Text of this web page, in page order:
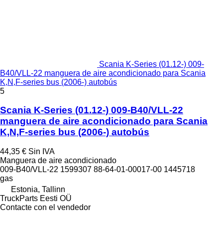
Scania K-Series (01.12-) 009-
B40/VLL-22 manguera de aire acondicionado para Scania
K,N,F-series bus (2006-) autobús
5
Scania K-Series (01.12-) 009-B40/VLL-22
manguera de aire acondicionado para Scania
K,N,F-series bus (2006-) autobús
44,35 € Sin IVA
Manguera de aire acondicionado
009-B40/VLL-22 1599307 88-64-01-00017-00 1445718
gas
Estonia, Tallinn
TruckParts Eesti OÜ
Contacte con el vendedor